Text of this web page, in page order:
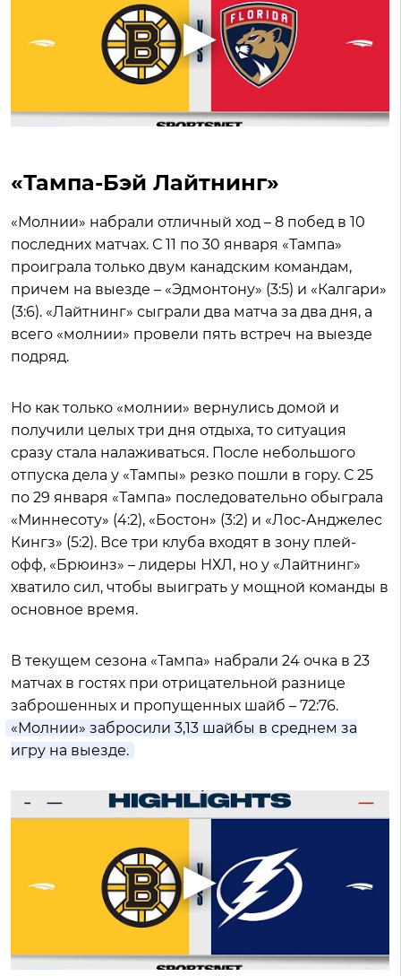
«Тампа-Бэй Лайтнинг»
«Молнии» набрали отличный ход – 8 побед в 10
последних матчах. С 11 по 30 января «Тампа»
проиграла только двум канадским командам,
причем на выезде – «Эдмонтону» (3:5) и «Калгари»
(3:6). «Лайтнинг» сыграли два матча за два дня, а
всего «молнии» провели пять встреч на выезде
подряд.
Но как только «молнии» вернулись домой и
получили целых три дня отдыха, то ситуация
сразу стала налаживаться. После небольшого
отпуска дела у «Тампы» резко пошли в гору. С 25
по 29 января «Тампа» последовательно обыграла
«Миннесоту» (4:2), «Бостон» (3:2) и «Лос-Анджелес
Кингз» (5:2). Все три клуба входят в зону плей-
офф, «Брюинз» – лидеры НХЛ, но у «Лайтнинг»
хватило сил, чтобы выиграть у мощной команды в
основное время.
В текущем сезона «Тампа» набрали 24 очка в 23
матчах в гостях при отрицательной разнице
заброшенных и пропущенных шайб – 72:76.
«Молнии» забросили 3,13 шайбы в среднем за
игру на выезде.